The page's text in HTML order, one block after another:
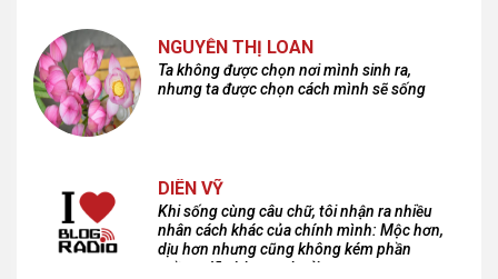
NGUYỄN THỊ LOAN
Ta không được chọn nơi mình sinh ra,
nhưng ta được chọn cách mình sẽ sống
DIÊN VỸ
Khi sống cùng câu chữ, tôi nhận ra nhiều
nhân cách khác của chính mình: Mộc hơn,
dịu hơn nhưng cũng không kém phần
cuồng dã và hoang hoải...